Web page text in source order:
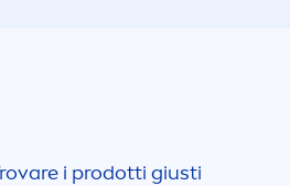
i prodotti giusti